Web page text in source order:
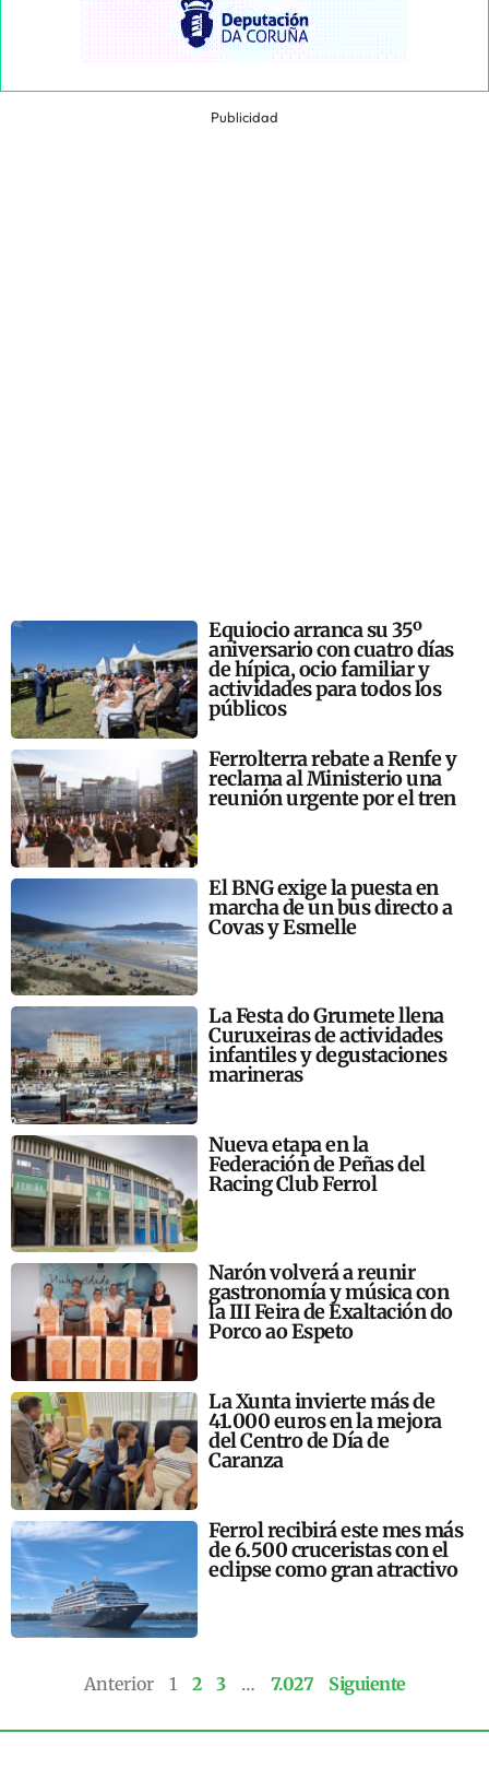
Publicidad
Equiocio arranca su 35º
aniversario con cuatro días
de hípica, ocio familiar y
actividades para todos los
públicos
Ferrolterra rebate a Renfe y
reclama al Ministerio una
reunión urgente por el tren
El BNG exige la puesta en
marcha de un bus directo a
Covas y Esmelle
La Festa do Grumete llena
Curuxeiras de actividades
infantiles y degustaciones
marineras
Nueva etapa en la
Federación de Peñas del
Racing Club Ferrol
Narón volverá a reunir
gastronomía y música con
la III Feira de Exaltación do
Porco ao Espeto
La Xunta invierte más de
41.000 euros en la mejora
del Centro de Día de
Caranza
Ferrol recibirá este mes más
de 6.500 cruceristas con el
eclipse como gran atractivo
Anterior 1 2 3 … 7.027 Siguiente